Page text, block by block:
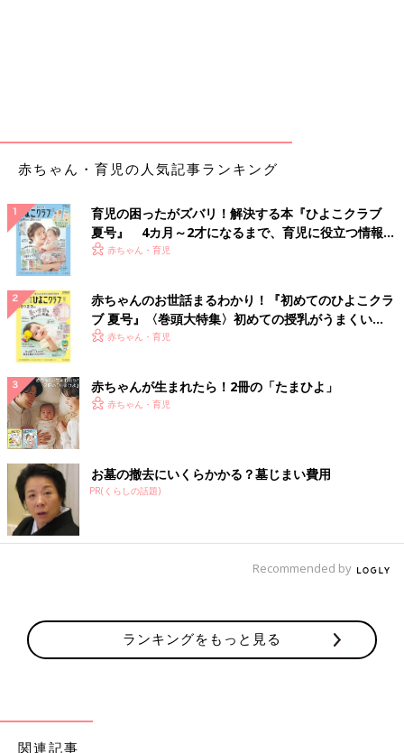
赤ちゃん・育児の人気記事ランキング
育児の困ったがズバリ！解決する本『ひよこクラブ
夏号』 4カ月～2才になるまで、育児に役立つ情報が
いっぱい！
赤ちゃん・育児
赤ちゃんのお世話まるわかり！『初めてのひよこクラ
ブ 夏号』〈巻頭大特集〉初めての授乳がうまくい
く！ おっぱい・ミルクの基本と夏のトラブル 解決テ
赤ちゃん・育児
赤ちゃんが生まれたら！2冊の「たまひよ」
赤ちゃん・育児
お墓の撤去にいくらかかる？墓じまい費用
PR(くらしの話題)
Recommended by
ランキングをもっと見る
関連記事